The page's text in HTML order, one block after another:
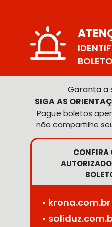
Garanta a
SIGA AS
Pague boletos
não compartilhe
CONFIRA
• krona.com.br
•